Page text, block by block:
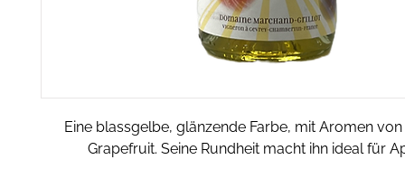
Eine blassgelbe, glänzende Farbe, mit Aromen
Grapefruit. Seine Rundheit macht ihn ideal für